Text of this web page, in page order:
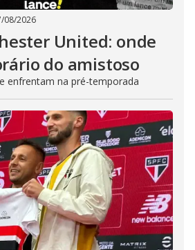
08/2026
United: onde
do amistoso
enfrentam na pré-temporada